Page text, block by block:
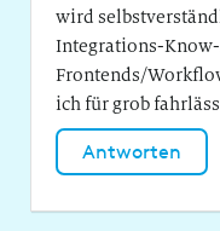
wird
Integrations-
Frontends/
ich für grob
Antworten